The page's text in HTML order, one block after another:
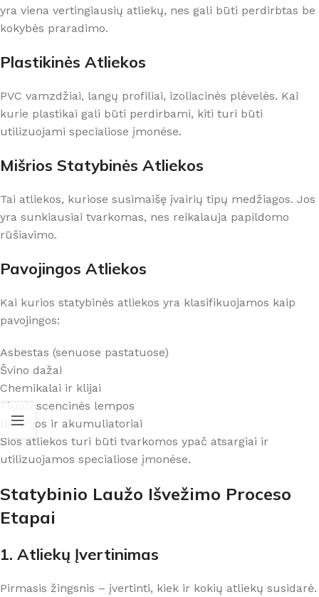
yra viena vertingiausių atliekų, nes gali būti perdirbtas be
kokybės praradimo.
Plastikinės Atliekos
PVC vamzdžiai, langų profiliai, izoliacinės plėvelės. Kai
kurie plastikai gali būti perdirbami, kiti turi būti
utilizuojami specialiose įmonėse.
Mišrios Statybinės Atliekos
Tai atliekos, kuriose susimaišę įvairių tipų medžiagos. Jos
yra sunkiausiai tvarkomas, nes reikalauja papildomo
rūšiavimo.
Pavojingos Atliekos
Kai kurios statybinės atliekos yra klasifikuojamos kaip
pavojingos:
Asbestas (senuose pastatuose)
Švino dažai
Chemikalai ir klijai
Fluorescencinės lempos
Baterijos ir akumuliatoriai
Šios atliekos turi būti tvarkomos ypač atsargiai ir
utilizuojamos specialiose įmonėse.
Statybinio Laužo Išvežimo Proceso
Etapai
1. Atliekų Įvertinimas
Pirmasis žingsnis – įvertinti, kiek ir kokių atliekų susidarė.